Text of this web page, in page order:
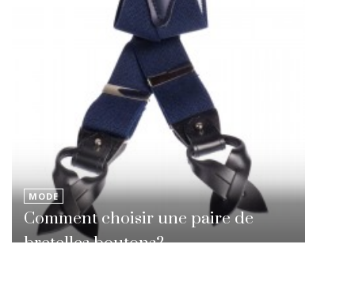
MODE
Comment choisir une paire de
bretelles boutons?